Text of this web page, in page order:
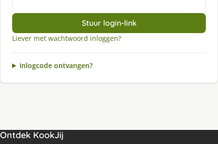
Stuur login-link
Liever met wachtwoord inloggen?
Inlogcode ontvangen?
Ontdek KookJij